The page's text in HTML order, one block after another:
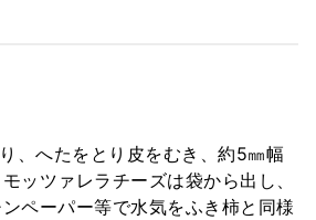
、へたをとり皮をむき、約5㎜幅
ッツァレラチーズは袋から出し、
ペーパー等で水気をふき柿と同様